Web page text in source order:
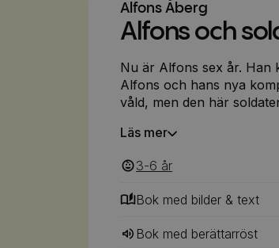
Alfons Åberg
Alfons och
Nu är Alfons sex år. Han
Alfons och hans nya
våld, men den här
Läs mer
3-6 ‎‎ år
Bok med bilder & text
Bok med berättarröst